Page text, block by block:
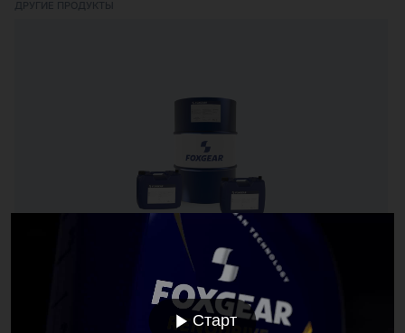
ДРУГИЕ ПРОДУКТЫ
RENOFLUID ROCKDRILL 100
Масло для пневматического инструмента
Старт